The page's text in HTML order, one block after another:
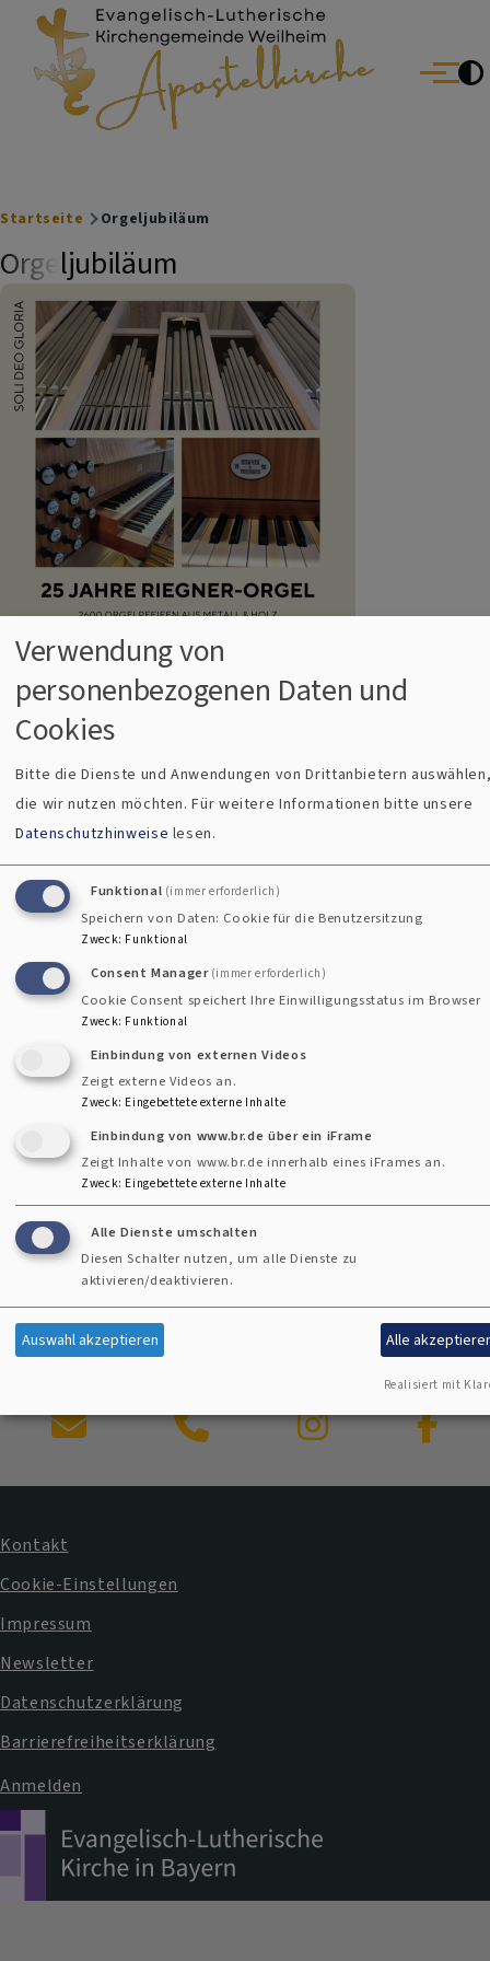
Direkt zum Inhalt
Evang.-Luth. Kirchengemeinde Weilheim
Menü
Breadcrumb
Startseite Orgeljubiläum
Orgeljubiläum
25 Jahre Riegner-Orgel in der Apostelkirche -
Sonntag, 12. November konnte man einen besonderen
Predigt im Zwiegespräch mit der Orgel: "Orgel, wer bist
du?" Und die Orgel antwortete auf ihre musikalische Art und
Weise.
Im Anschluss an den Gottesdienst konnten Interessierte
eine Orgelführung bekommen und erfuhren dabei Neues und
Spannendes. Wie zum Bsp., dass die Riegner-Orgel, die im
Jahre 1998 in die Apostelkirche gebaut wurde, 2600 Pfeifen
aus Metall und Holz besitzt. Auch ansonsten ist eine Orgel,
die Königin der Instrumente, ein beeindruckendes
Klangwerk. Der Verein der Freunde der Kirchenmusik setzt
sich für ihren Erhalt ein.
#Kirchenmusik
Kontaktformular
Fußbereichsmenü
Kontakt
Cookie-Einstellungen
Impressum
Newsletter
Datenschutzerklärung
Barrierefreiheitserklärung
Benutzermenü
Anmelden
Verwendung von
personenbezogenen Daten und
Cookies
Bitte die Dienste und Anwendungen von Drittanbietern
die wir nutzen möchten.Für weitere Informationen bitte unsere
Datenschutzhinweise lesen.
Funktional (immer erforderlich)
Speichern von Daten: Cookie für die Benutzersitzung
Zweck: Funktional
Consent Manager (immer erforderlich)
Cookie Consent speichert Ihre Einwilligungsstatus im Browser
Zweck: Funktional
Einbindung von externen Videos
Zeigt externe Videos an.
Zweck: Eingebettete externe Inhalte
Einbindung von www.br.de über ein iFrame
Zeigt Inhalte von www.br.de innerhalb eines iFrames an.
Zweck: Eingebettete externe Inhalte
Alle Dienste umschalten
Diesen Schalter nutzen, um alle Dienste zu
aktivieren/deaktivieren.
Auswahl akzeptieren Alle
Realisiert mit